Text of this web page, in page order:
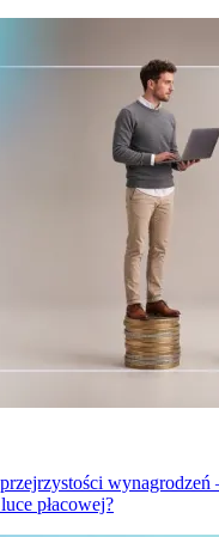
wynagrodzeń
płacowej?